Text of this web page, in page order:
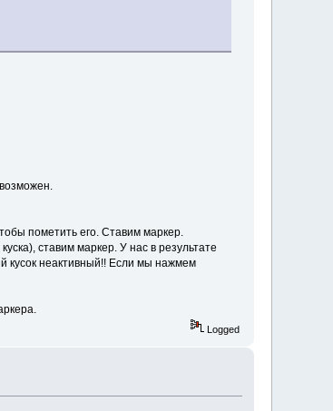
пометить его. Ставим маркер.
ставим маркер. У нас в результате
кусок неактивный!! Если мы нажмем
Logged